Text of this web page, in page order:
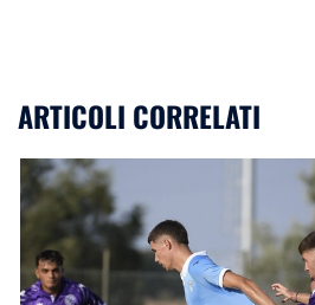
ARTICOLI CORRELATI